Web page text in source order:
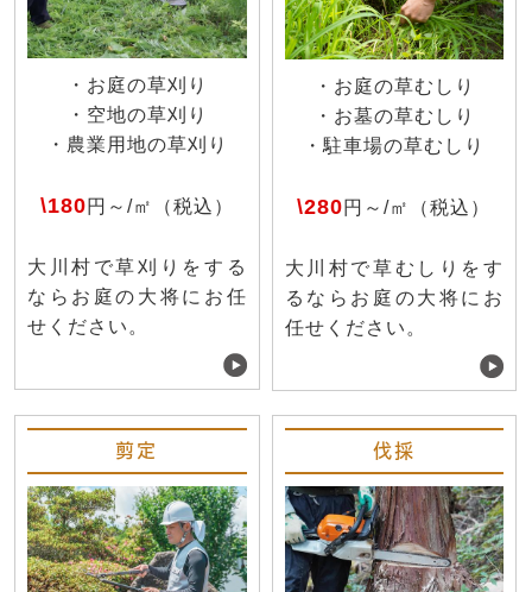
・お庭の草刈り
・空地の草刈り
・農業用地の草刈り
\180円～/㎡（税込）
大川村で草刈りをする
ならお庭の大将にお任
せください。
・お庭の草むしり
・お墓の草むしり
・駐車場の草むしり
\280円～/㎡（税込）
大川村で草むしりをす
るならお庭の大将にお
任せください。
剪定 伐採